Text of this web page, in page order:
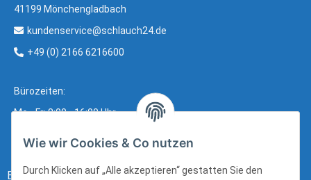
41199 Mönchengladbach
kundenservice@schlauch24.de
+49 (0) 2166 6216600
Bürozeiten:
Mo - Fr: 8:00 - 16:00 Uhr
Bezahlung:
Wie wir Cookies & Co nutzen
Durch Klicken auf „Alle akzeptieren“ gestatten Sie den